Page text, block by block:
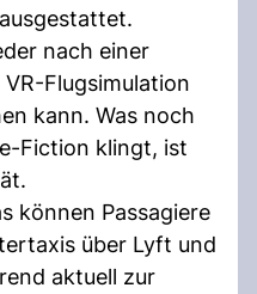
nach einer
Flugsimulation
kann. Was noch
Fiction klingt, ist
können Passagiere
über Lyft und
aktuell zur